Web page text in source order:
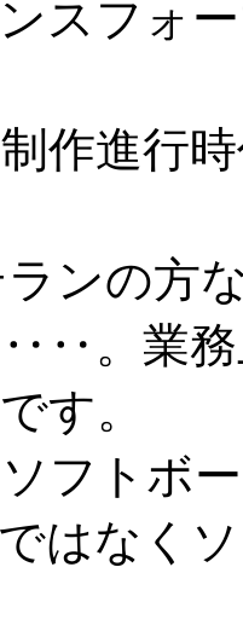
スフォ
行時代
方な
。業務
す。
ボー
はなく